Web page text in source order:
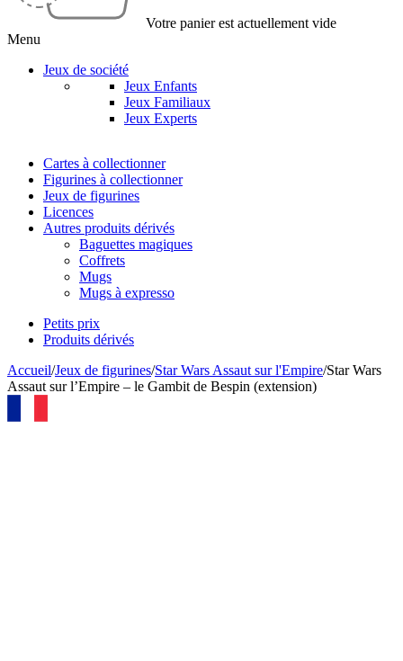
Votre panier est actuellement vide
Menu
Jeux de société
Jeux Enfants
Jeux Familiaux
Jeux Experts
Cartes à collectionner
Figurines à collectionner
Jeux de figurines
Licences
Autres produits dérivés
Baguettes magiques
Coffrets
Mugs
Mugs à expresso
Petits prix
Produits dérivés
Accueil/Jeux de figurines/Star Wars Assaut sur l'Empire/Star Wars
Assaut sur l’Empire – le Gambit de Bespin (extension)